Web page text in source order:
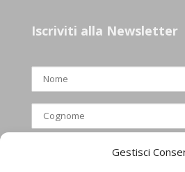
Gestisci
Iscriviti alla Newsletter